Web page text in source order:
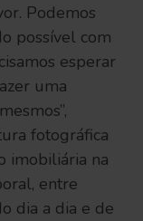
Podemos
possível com
esperar
uma
fotográfica
imobiliária na
entre
dia a dia e de